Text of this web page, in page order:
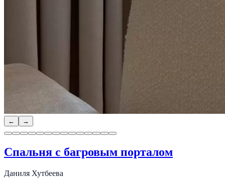
← →
Спальня с багровым порталом
Даниля Хутбеева